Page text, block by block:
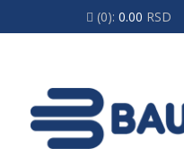
(0): 0.00 RSD